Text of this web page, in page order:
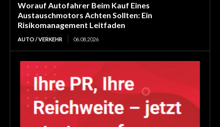
Worauf Autofahrer Beim Kauf Eines
Austauschmotors Achten Sollten: Ein
Risikomanagement Leitfaden
AUTO / VERKEHR 06.08.2026